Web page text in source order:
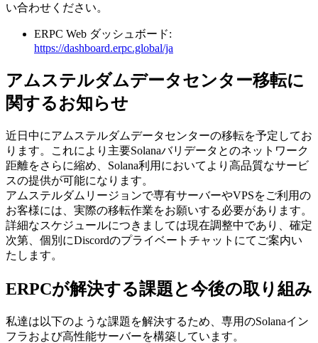
い合わせください。
ERPC Web ダッシュボード:
https://dashboard.erpc.global/ja
アムステルダムデータセンター移転に
関するお知らせ
近日中にアムステルダムデータセンターの移転を予定してお
ります。これにより主要Solanaバリデータとのネットワーク
距離をさらに縮め、Solana利用においてより高品質なサービ
スの提供が可能になります。
アムステルダムリージョンで専有サーバーやVPSをご利用の
お客様には、実際の移転作業をお願いする必要があります。
詳細なスケジュールにつきましては現在調整中であり、確定
次第、個別にDiscordのプライベートチャットにてご案内い
たします。
ERPCが解決する課題と今後の取り組み
私達は以下のような課題を解決するため、専用のSolanaイン
フラおよび高性能サーバーを構築しています。